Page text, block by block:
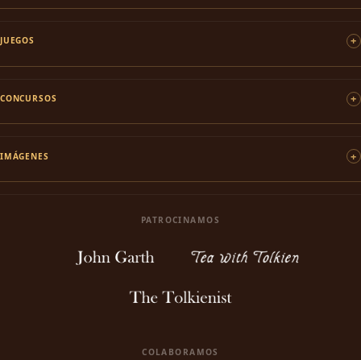
JUEGOS
CONCURSOS
IMÁGENES
PATROCINAMOS
COLABORAMOS